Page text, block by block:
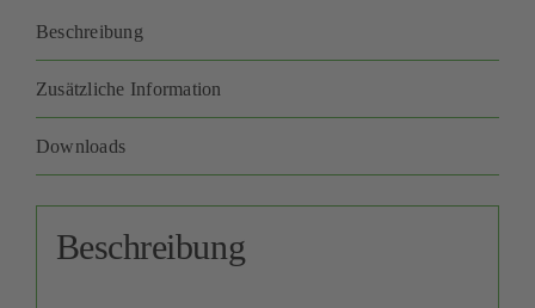
Beschreibung
Zusätzliche Information
Downloads
Beschreibung